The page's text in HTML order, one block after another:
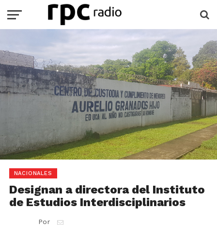
NACIONALES
Designan a directora del Instituto
de Estudios Interdisciplinarios
Por